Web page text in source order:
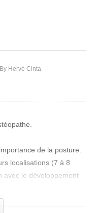
By Hervé Cinta
de la posture.
localisations (7 à 8
avec le développement
poumons. Respiration